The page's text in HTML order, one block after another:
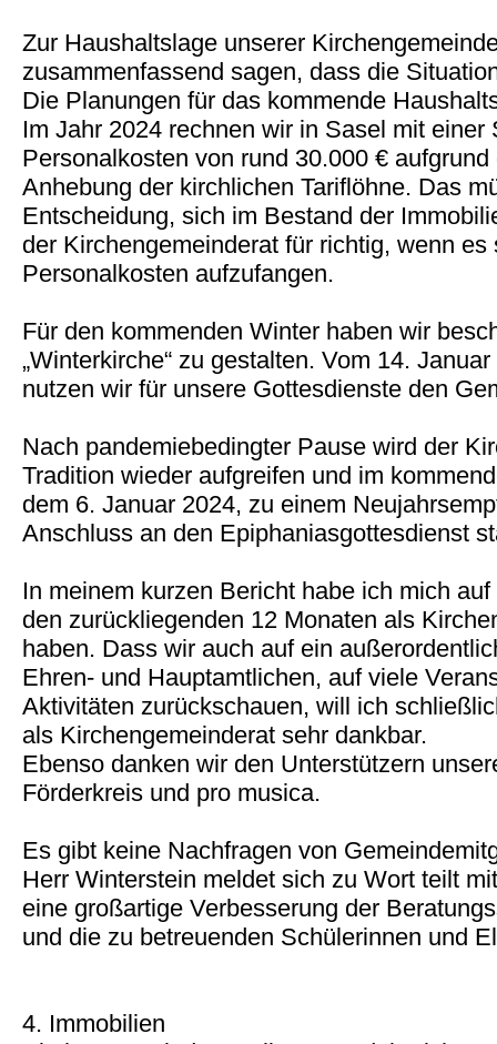
Zur Haushaltslage unserer
zusammenfassend sagen, dass die
Die Planungen für das kommende
Im Jahr 2024 rechnen wir in Sasel mit einer
Personalkosten von rund 30.000 €
Anhebung der kirchlichen Tariflöhne. Das
Entscheidung, sich im Bestand der
der Kirchengemeinderat für richtig, wenn
Personalkosten aufzufangen.
Für den kommenden Winter haben wir
„Winterkirche“ zu gestalten. Vom 14.
nutzen wir für unsere Gottesdienste den
Nach pandemiebedingter Pause wird der
Tradition wieder aufgreifen und im
dem 6. Januar 2024, zu einem
Anschluss an den Epiphaniasgottesdienst
In meinem kurzen Bericht habe ich mich
den zurückliegenden 12 Monaten als
haben. Dass wir auch auf ein
Ehren- und Hauptamtlichen, auf viele
Aktivitäten zurückschauen, will ich
als Kirchengemeinderat sehr dankbar.
Ebenso danken wir den Unterstützern
Förderkreis und pro musica.
Es gibt keine Nachfragen von
Herr Winterstein meldet sich zu Wort teilt
eine großartige Verbesserung der
und die zu betreuenden Schülerinnen und
4. Immobilien